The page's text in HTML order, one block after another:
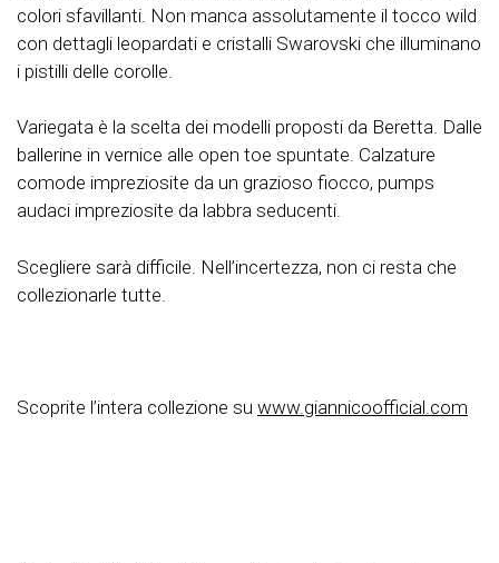
colori sfavillanti. Non manca assolutamente il tocco wild
con dettagli leopardati e cristalli Swarovski che illuminano
i pistilli delle corolle.
Variegata è la scelta dei modelli proposti da Beretta. Dalle
ballerine in vernice alle open toe spuntate. Calzature
comode impreziosite da un grazioso fiocco, pumps
audaci impreziosite da labbra seducenti.
Scegliere sarà difficile. Nell’incertezza, non ci resta che
collezionarle tutte.
Scoprite l’intera collezione su www.giannicoofficial.com